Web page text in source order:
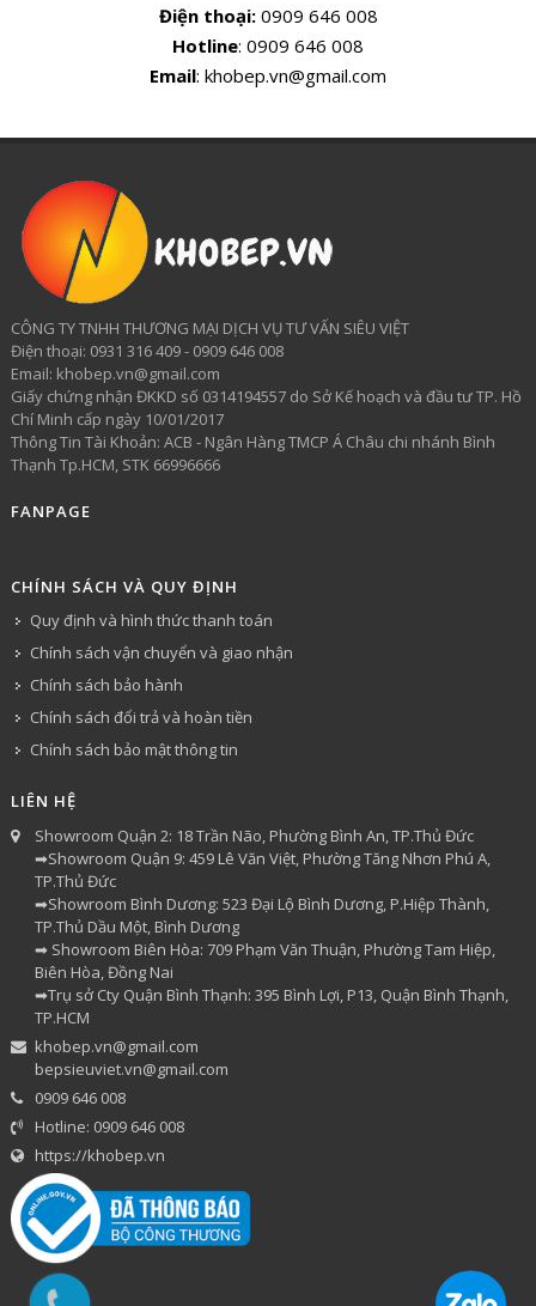
Điện thoại:0909 646 008
Hotline: 0909 646 008
Email: khobep.vn@gmail.com
CÔNG TY TNHH THƯƠNG MẠI DỊCH VỤ TƯ VẤN SIÊU VIỆT
​Điện thoại: 0931 316 409 - 0909 646 008
Email: khobep.vn@gmail.com
Giấy chứng nhận ĐKKD số 0314194557 do Sở Kế hoạch và đầu tư TP. Hồ
Chí Minh cấp ngày 10/01/2017
Thông Tin Tài Khoản: ACB - Ngân Hàng TMCP Á Châu chi nhánh Bình
Thạnh Tp.HCM, STK 66996666
FANPAGE
CHÍNH SÁCH VÀ QUY ĐỊNH
Quy định và hình thức thanh toán
Chính sách vận chuyển và giao nhận
Chính sách bảo hành
Chính sách đổi trả và hoàn tiền
Chính sách bảo mật thông tin
LIÊN HỆ
Showroom Quận 2: 18 Trần Não, Phường Bình An, TP.Thủ Đức
➡Showroom Quận 9: 459 Lê Văn Việt, Phường Tăng Nhơn Phú A,
TP.Thủ Đức
➡Showroom Bình Dương: 523 Đại Lộ Bình Dương, P.Hiệp Thành,
TP.Thủ Dầu Một, Bình Dương
➡ Showroom Biên Hòa: 709 Phạm Văn Thuận, Phường Tam Hiệp,
Biên Hòa, Đồng Nai
➡Trụ sở Cty Quận Bình Thạnh: 395 Bình Lợi, P13, Quận Bình Thạnh,
TP.HCM
khobep.vn@gmail.com
bepsieuviet.vn@gmail.com
0909 646 008
Hotline: 0909 646 008
https://khobep.vn